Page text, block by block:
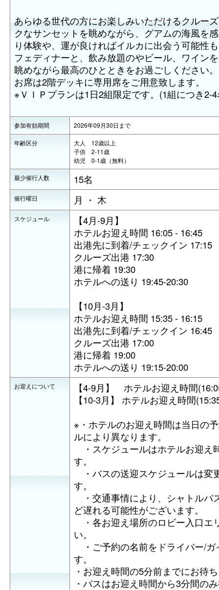
あらゆる世代の方にお楽しみいただけるクルー
クなサンセットを眺めながら、グアムの海風を
り体験や、運が良ければイルカに出会う可能性
フェディナーと、飲み放題のやビール、ワイン
眺めながら最高のひとときをお過ごしください。
お席は2階デッキに専用席をご用意致します。
※ＶＩＰプランは1日2組限定です。(1組につき2-
参加有効期間 2026年09月30日まで
年齢区分
大人 12歳以上
子供 2-11歳
幼児 0-1歳（無料）
最少催行人数 15名
催行曜日 月 ・ 木
スケジュール
【4月-9月】
ホテルお迎え時間 16:05 - 16:45
出港先に到着/チェックイン 17:15
クルーズ出港 17:30
港に帰着 19:30
ホテルへの送り 19:45-20:30
【10月-3月】
ホテルお迎え時間 15:35 - 16:15
出港先に到着/チェックイン 16:45
クルーズ出港 17:00
港に帰着 19:00
ホテルへの送り 19:15-20:00
お迎えについて
【4-9月】 ホテルお迎え時間
【10-3月】 ホテルお迎え時間
※・ホテルのお迎え時間は当日の
ルにより異なります。
・スケジュールはホテルお迎え
す。
・バスの送迎スケジュールは変
す。
・交通事情により、シャトルバ
ど遅れる可能性がございます。
・各お迎え場所のロビー入口エ
い。
・ご予約の名前をドライバー/ガ
す。
・お迎え時間の5分前までにお待
・バスはお迎え時間から3分間の